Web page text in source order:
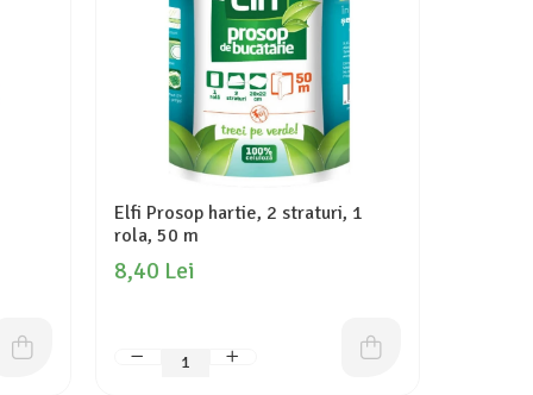
Elfi Prosop hartie, 2 straturi, 1
rola, 50 m
8,40 Lei